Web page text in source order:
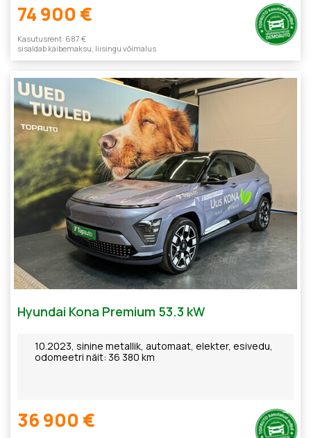
74 900 €
Kasutusrent: 687 €
sisaldab käibemaksu, liisingu võimalus
Hyundai Kona Premium 53.3 kW
10.2023, sinine metallik, automaat, elekter, esivedu,
odomeetri näit: 36 380 km
36 900 €